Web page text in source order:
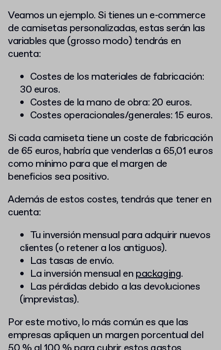
Veamos un ejemplo. Si tienes un e-commerce
de camisetas personalizadas, estas serán las
variables que (grosso modo) tendrás en
cuenta:
Costes de los materiales de fabricación:
30 euros.
Costes de la mano de obra: 20 euros.
Costes operacionales/generales: 15 euros.
Si cada camiseta tiene un coste de fabricación
de 65 euros, habría que venderlas a 65,01 euros
como mínimo para que el margen de
beneficios sea positivo.
Además de estos costes, tendrás que teneren
cuenta:
Tu inversión mensual para adquirir nuevos
clientes (o retener a los antiguos).
Las tasas de envío.
La inversión mensual en packaging.
Las pérdidas debido a las devoluciones
(imprevistas).
Por este motivo, lo más común es que las
empresas apliquen un margen porcentual del